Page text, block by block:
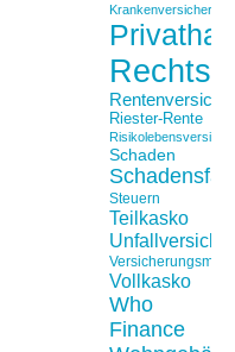
Krankenversicherung
Riester-Rente
Schaden
Steuern
Teilkasko
Vollkasko
Who
Finance